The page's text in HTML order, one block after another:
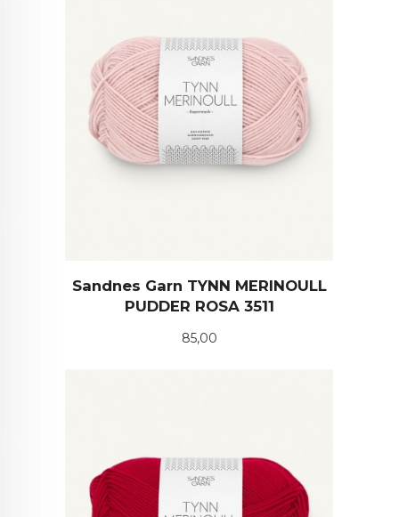
Sandnes Garn TYNN MERINOULL
PUDDER ROSA 3511
Pris
85,00